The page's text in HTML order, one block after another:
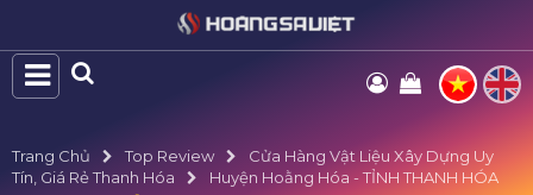
Trang Chủ Top Review
Cửa Hàng Vật Liệu Xây Dựng Uy
Tín, Giá Rẻ Thanh Hóa
Huyện Hoằng Hóa - TỈNH THANH HÓA